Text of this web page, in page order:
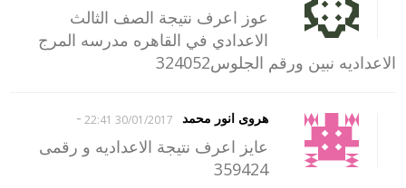
عوز اعرف نتيجة الصف الثالث
الاعدادي في القاهره مدرسه المرج
الاعداديه نبين ورقم الجلوس324052
هروى انور محمد 30/01/2017 22:41
-
عايز اعرف نتيجة الاعداديه و رقمى
359424